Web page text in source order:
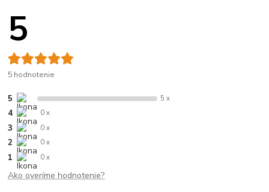
5
5 hodnotenie
5 5 x
4 0 x
3 0 x
2 0 x
1 0 x
Ako overíme hodnotenie?